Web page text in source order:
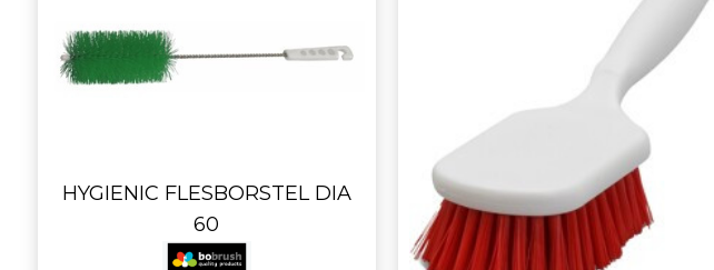
HYGIENIC FLESBORSTEL DIA
60